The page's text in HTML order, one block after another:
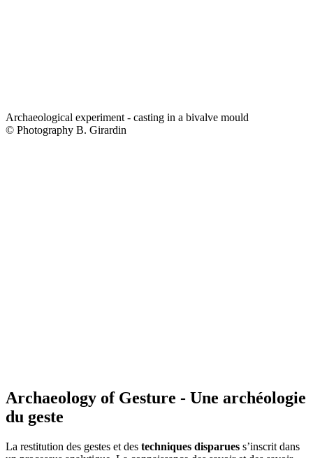
Archaeological experiment - casting in a bivalve mould
© Photography B. Girardin
Archaeology of Gesture - Une archéologie
du geste
La restitution des gestes et des techniques disparues s’inscrit dans